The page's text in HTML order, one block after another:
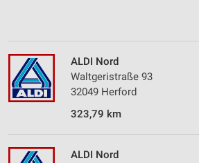
ALDI Nord
Waltgeristraße 93
32049 Herford
323,79 km
ALDI Nord